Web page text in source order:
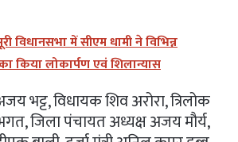
विधानसभा में सीएम धामी ने विभिन्न
किया लोकार्पण एवं शिलान्यास
भट्ट, विधायक शिव अरोरा, त्रिलोक
जिला पंचायत अध्यक्ष अजय मौर्य,